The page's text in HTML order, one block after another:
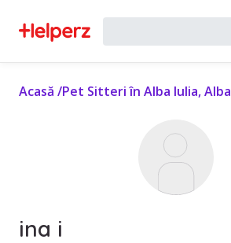
Acasă /Pet Sitteri în Alba Iulia, Alba
ina i